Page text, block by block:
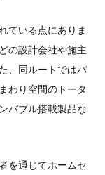
ている点にありま
の設計会社や施主
、同ルートではパ
わり空間のトータ
バブル搭載製品な
を通じてホームセ